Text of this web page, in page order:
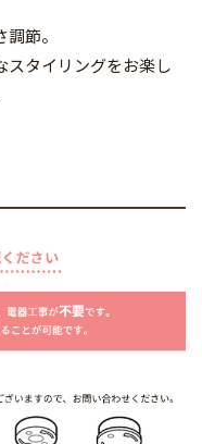
節。
スタイリングをお楽し